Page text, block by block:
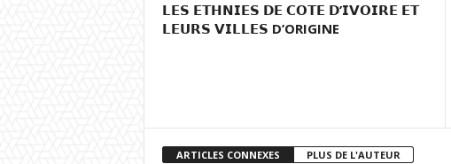
𝗟𝗘𝗦 𝗘𝗧𝗛𝗡𝗜𝗘𝗦 𝗗𝗘 𝗖𝗢𝗧𝗘 𝗗’𝗜𝗩𝗢𝗜𝗥𝗘 𝗘𝗧
𝗟𝗘𝗨𝗥𝗦 𝗩𝗜𝗟𝗟𝗘𝗦 D’ORIGINE
ARTICLES CONNEXES PLUS DE L'AUTEUR